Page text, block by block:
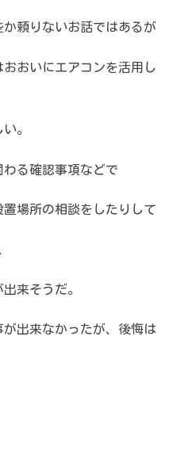
か頼りないお話ではあるが
おおいにエアコンを活用し
。
わる確認事項などで
置場所の相談をしたりして
来そうだ。
が出来なかったが、後悔は